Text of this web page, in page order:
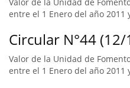
entre el 1 Enero del año 2011
Circular N°44
Valor de la Unidad de
entre el 1 Enero del año 2011